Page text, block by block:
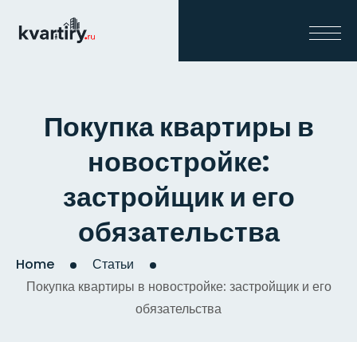
Покупка квартиры в
новостройке:
застройщик и его
обязательства
Home
Статьи
Покупка квартиры в новостройке: застройщик и его
обязательства